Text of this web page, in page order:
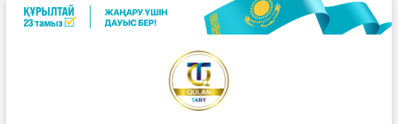
Skip